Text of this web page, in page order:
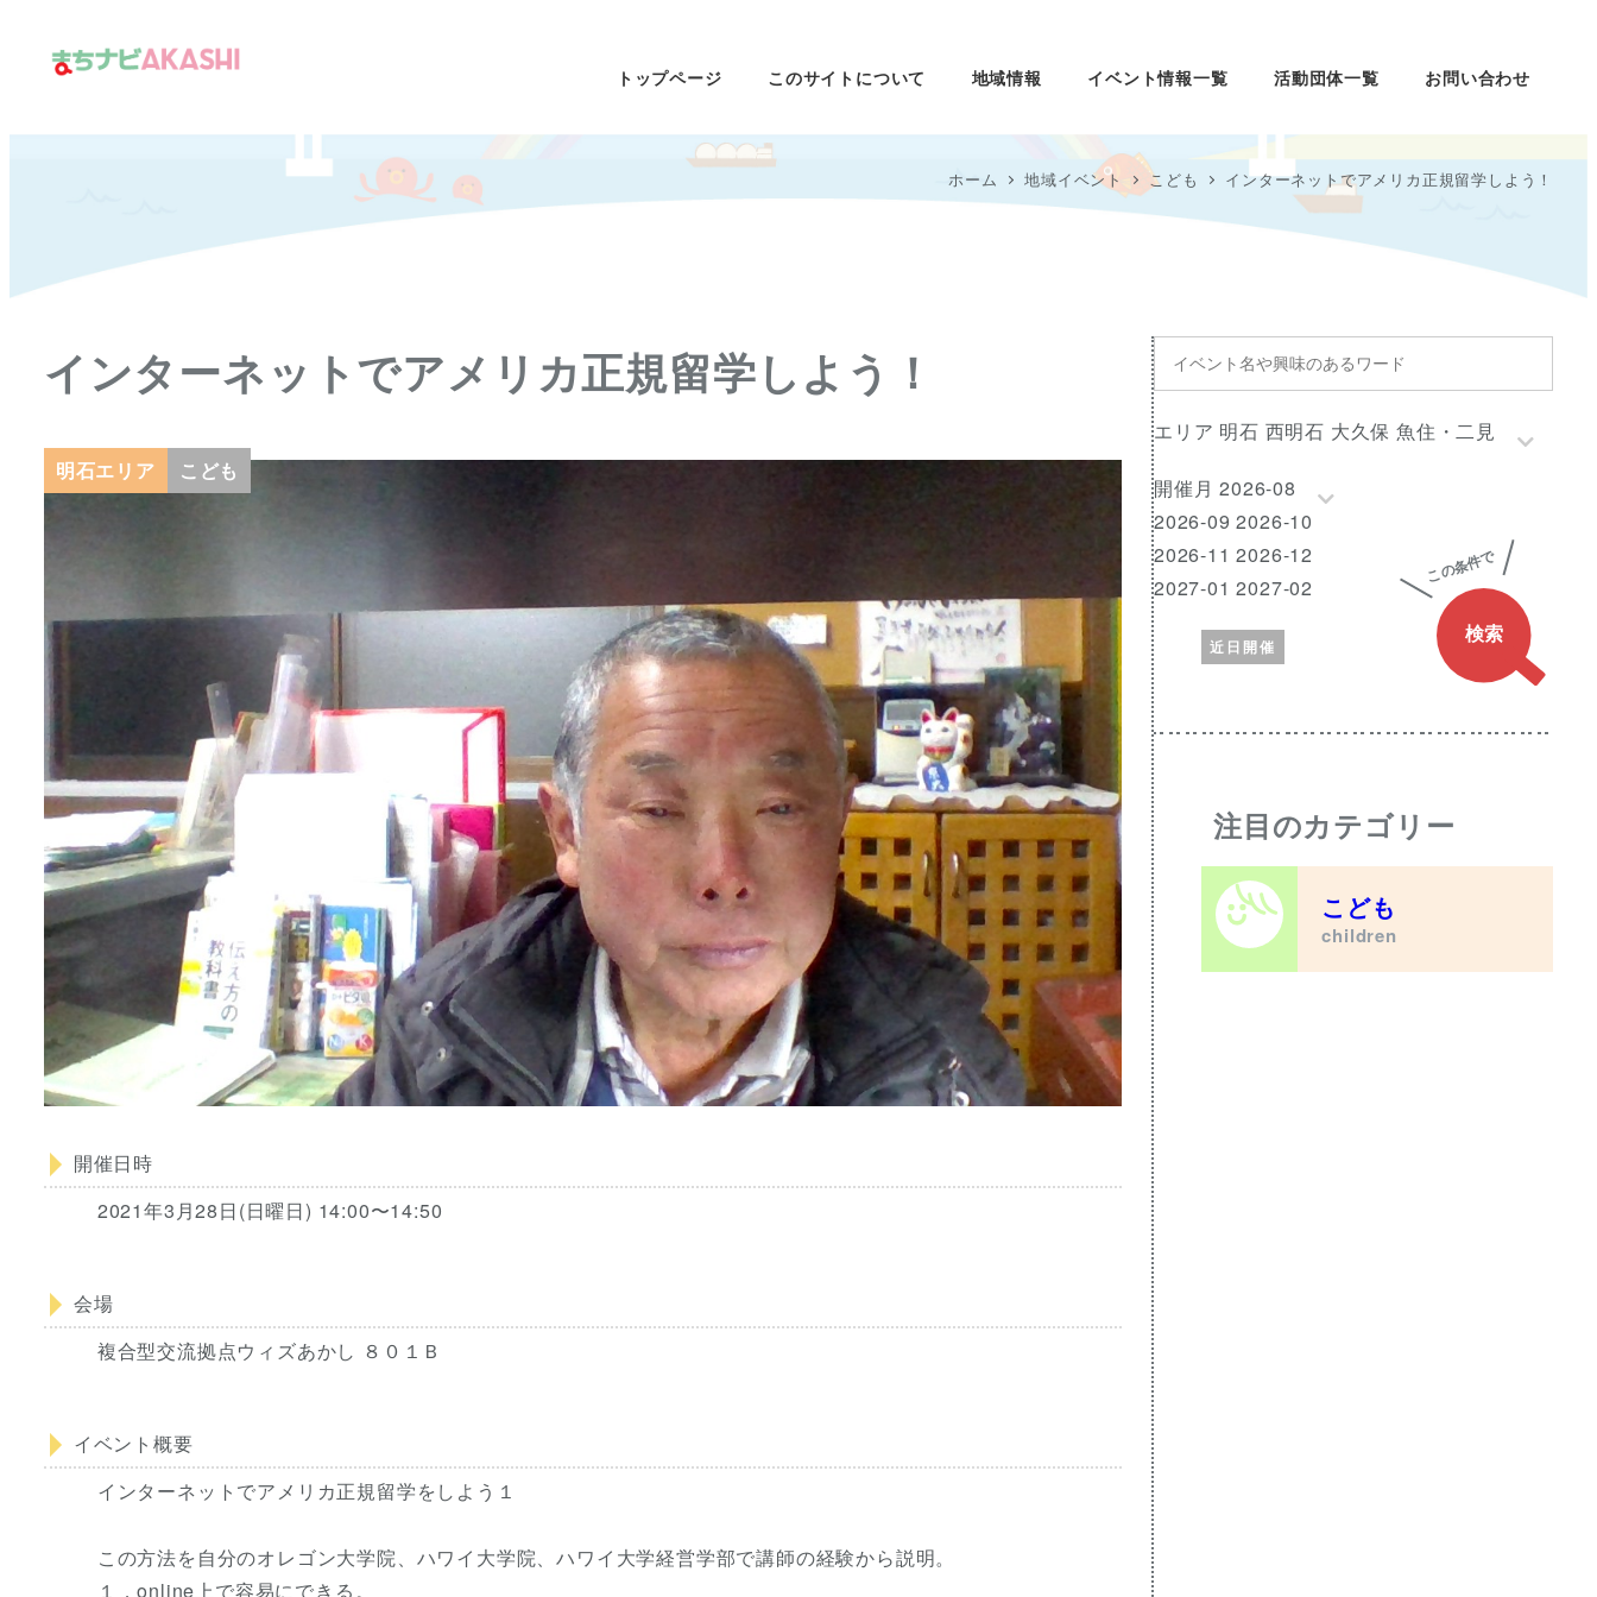
へ
トップページ このサイトについて 地域情報 イベント情報一覧 活動団体一覧 お問い合わせ
ホーム 地域イベント こども インターネットでアメリカ正規留学しよう！
インターネットでアメリカ正規留学しよう！
明石エリア こども
開催日時
2021年3月28日(日曜日) 14:00〜14:50
会場
複合型交流拠点ウィズあかし ８０１Ｂ
イベント概要
インターネットでアメリカ正規留学をしよう１
この方法を自分のオレゴン大学院、ハワイ大学院、ハワイ大学経営学部で講師の経験から説明。
１．online上で容易にできる。
イ
ベ
ン
ト
名
や
興
味
の
あ
る
ワ
ー
ド
エ
リ
ア
エリア 明石 西明石 大久保 魚住・二見
開
催
月
開催月 2026-08
2026-09 2026-10
2026-11 2026-12
2027-01 2027-02
近日開催
注目のカテゴリー
こども
children